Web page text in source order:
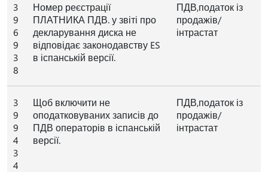
3
9
6
9
3
8
Номер реєстрації
ПЛАТНИКА ПДВ. у звіті про
декларування диска не
відповідає законодавству ES
в іспанській версії.
ПДВ,податок із
продажів/
інтрастат
3
9
9
4
3
4
Щоб включити не
оподатковуваних записів до
ПДВ операторів в іспанській
версії.
ПДВ,податок із
продажів/
інтрастат